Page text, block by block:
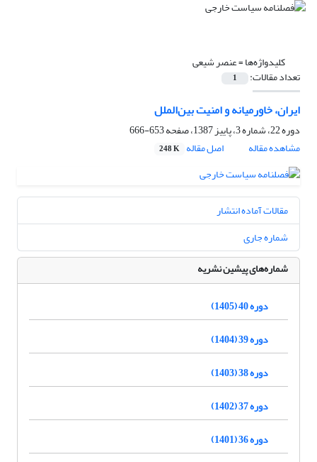
کلیدواژه‌ها =عنصر شیعی
تعداد مقالات: 1
ایران، خاورمیانه و امنیت بین‌الملل
دوره 22، شماره 3، پاییز 1387، صفحه
653-666
مشاهده مقاله
اصل مقاله 248 K
مقالات آماده انتشار
شماره جاری
شماره‌های پیشین نشریه
دوره 40 (1405)
دوره 39 (1404)
دوره 38 (1403)
دوره 37 (1402)
دوره 36 (1401)